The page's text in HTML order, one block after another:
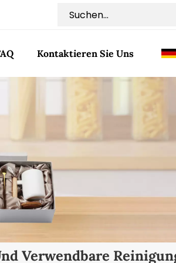
Kontaktieren Sie Uns
Verwendbare